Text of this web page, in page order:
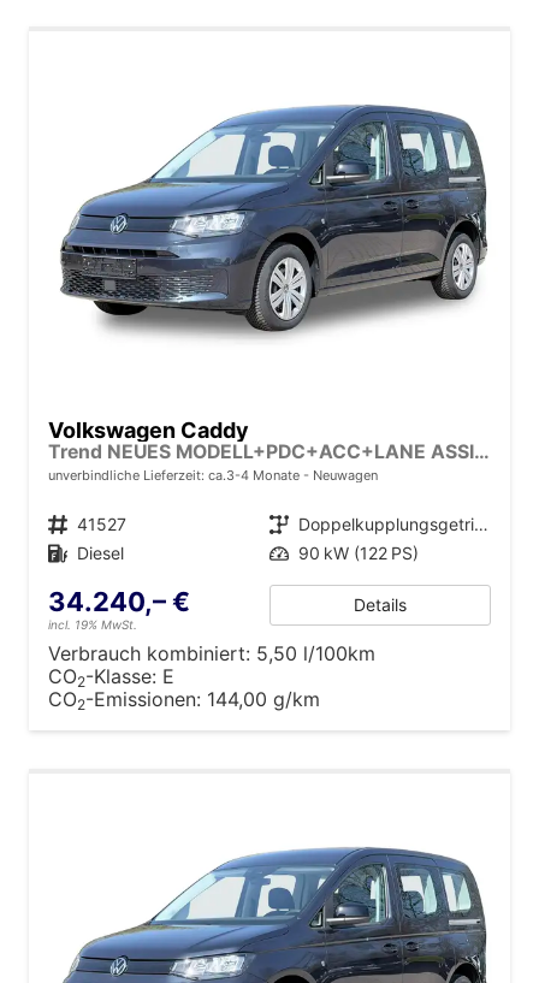
Volkswagen Caddy
Trend NEUES MODELL+PDC+ACC+LANE ASSIST
unverbindliche Lieferzeit: ca.3-4 Monate Neuwagen
Fahrzeugnr. 41527 Getriebe
Doppelkupplungsgetriebe (DSG)
Kraftstoff Diesel Leistung 90 kW (122 PS)
34.240,– €
incl. 19% MwSt.
Details
Verbrauch kombiniert: 5,50 l/100km
CO2-Klasse: E
CO2-Emissionen: 144,00 g/km